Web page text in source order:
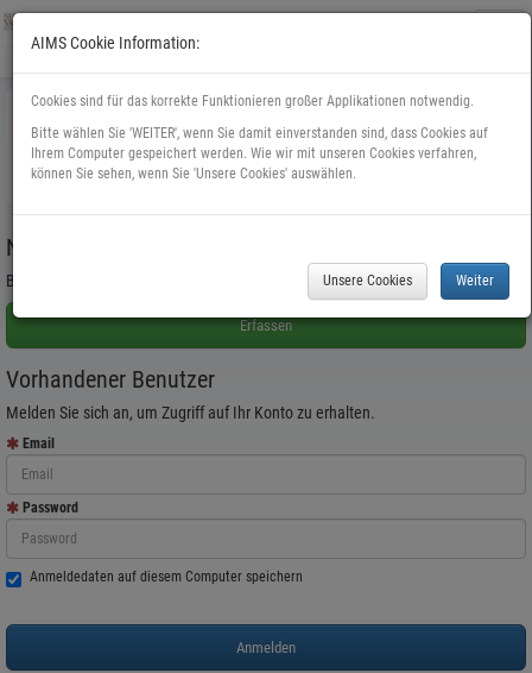
Anmeldung
Bitte anmelden oder neu registrieren.
AIMS Cookie Information:
Cookies sind für das korrekte Funktionieren großer Applikationen notwendig.
Bitte wählen Sie 'WEITER', wenn Sie damit einverstanden sind, dass Cookies auf
Ihrem Computer gespeichert werden. Wie wir mit unseren Cookies verfahren,
können Sie sehen, wenn Sie 'Unsere Cookies' auswählen.
Neuer Benutzer
Bitte registrieren Sie sich bei uns, um Ihr Konto zu erstellen.
Vorhandener Benutzer
Melden Sie sich an, um Zugriff auf Ihr Konto zu erhalten.
Email
Password
Anmeldedaten auf diesem Computer speichern